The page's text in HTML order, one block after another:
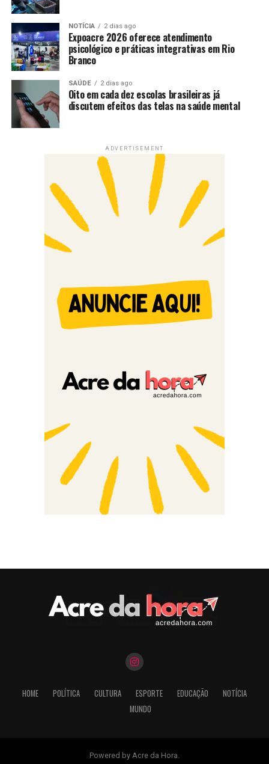
NOTÍCIA 2 dias ago
Expoacre 2026 oferece atendimento
psicológico e práticas integrativas em Rio
Branco
SAÚDE 2 dias ago
Oito em cada dez escolas brasileiras já
discutem efeitos das telas na saúde mental
ADVERTISEMENT
HOME POLÍTICA CULTURA ESPORTE EDUCAÇÃO
NOTÍCIA
MUNDO
Powered by Acre da Hora.